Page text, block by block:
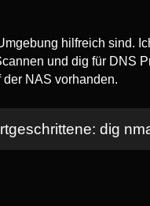
hilfreich sind.
und dig für DNS
NAS vorhanden.
dig